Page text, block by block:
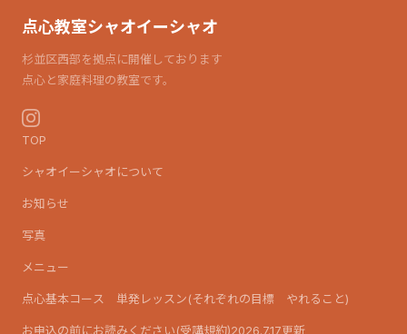
点心教室シャオイーシャオ
杉並区西部を拠点に開催しております
点心と家庭料理の教室です。
TOP
シャオイーシャオについて
お知らせ
写真
メニュー
点心基本コース 単発レッスン(それぞれの目標 やれること)
お申込の前にお読みください(受講規約)2026.7.17更新